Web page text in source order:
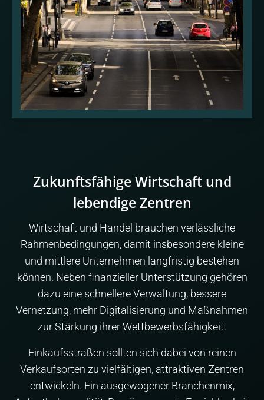
Zukunftsfähige Wirtschaft und
lebendige Zentren
Wirtschaft und Handel brauchen verlässliche
Rahmenbedingungen, damit insbesondere kleine
und mittlere Unternehmen langfristig bestehen
können. Neben finanzieller Unterstützung gehören
dazu eine schnellere Verwaltung, bessere
Vernetzung, mehr Digitalisierung und Maßnahmen
zur Stärkung ihrer Wettbewerbsfähigkeit.
Einkaufsstraßen sollten sich dabei von reinen
Verkaufsorten zu vielfältigen, attraktiven Zentren
entwickeln. Ein ausgewogener Branchenmix,